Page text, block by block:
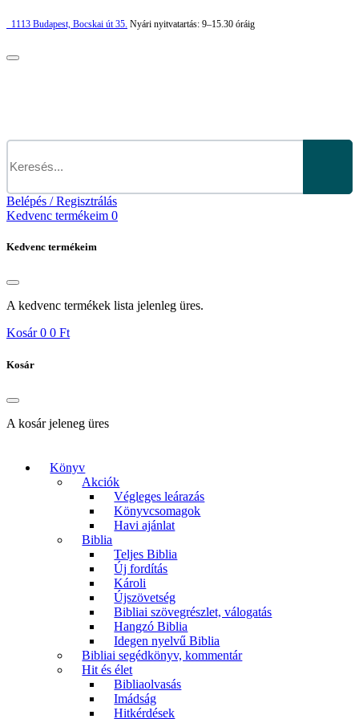
1113 Budapest, Bocskai út 35. Nyári nyitvatartás: 9–15.30 óráig
Belépés / Regisztrálás
Kedvenc termékeim 0
Kedvenc termékeim
A kedvenc termékek lista jelenleg üres.
Kosár 0 0 Ft
Kosár
A kosár jeleneg üres
Könyv
Akciók
Végleges leárazás
Könyvcsomagok
Havi ajánlat
Biblia
Teljes Biblia
Új fordítás
Károli
Újszövetség
Bibliai szövegrészlet, válogatás
Hangzó Biblia
Idegen nyelvű Biblia
Bibliai segédkönyv, kommentár
Hit és élet
Bibliaolvasás
Imádság
Hitkérdések